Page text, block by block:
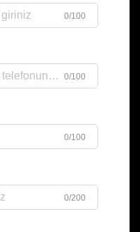
0/100
0/100
0/100
0/200